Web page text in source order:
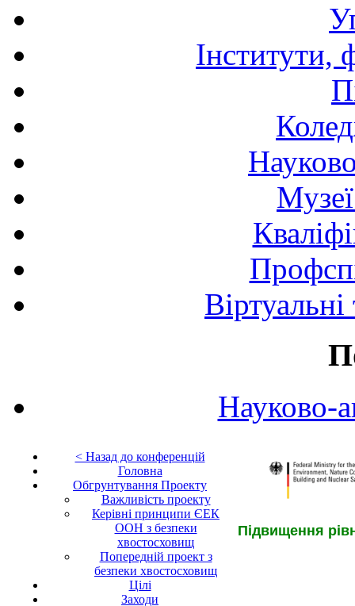
Інститути,
Науково-
< Назад до конференцій
Головна
Обгрунтування Проекту
Важливість проекту
Керівні принципи ЄЕК
ООН з безпеки
хвостосховищ
Попередній проект з
безпеки хвостосховищ
Цілі
Заходи
Підвищення